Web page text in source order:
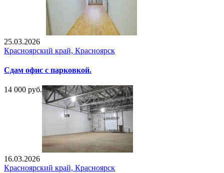
25.03.2026
Красноярский край, Красноярск
Сдам офис с парковкой.
14 000 руб.
16.03.2026
Красноярский край, Красноярск